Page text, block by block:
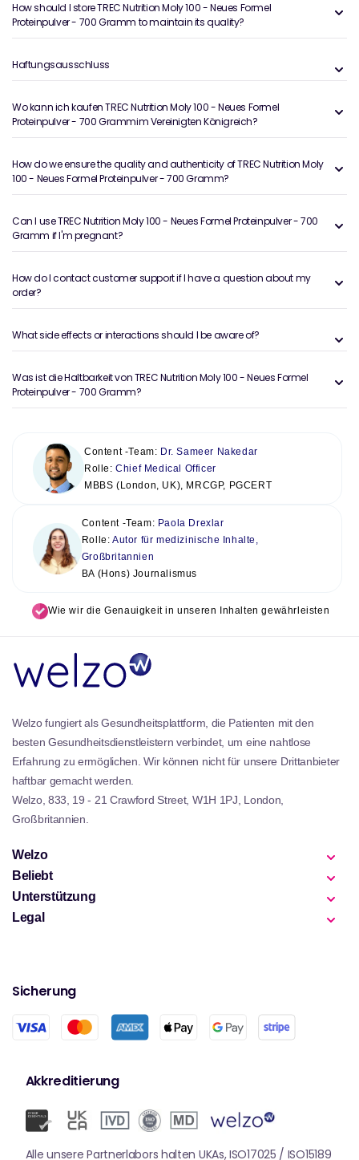
How should I store TREC Nutrition Moly 100 - Neues Formel
Proteinpulver - 700 Gramm to maintain its quality?
Haftungsausschluss
Wo kann ich kaufen TREC Nutrition Moly 100 - Neues Formel
Proteinpulver - 700 Grammim Vereinigten Königreich?
How do we ensure the quality and authenticity of TREC Nutrition Moly
100 - Neues Formel Proteinpulver - 700 Gramm?
Can I use TREC Nutrition Moly 100 - Neues Formel Proteinpulver - 700
Gramm if I'm pregnant?
How do I contact customer support if I have a question about my
order?
What side effects or interactions should I be aware of?
Was ist die Haltbarkeit von TREC Nutrition Moly 100 - Neues Formel
Proteinpulver - 700 Gramm?
Content -Team: Dr. Sameer Nakedar
Rolle:Chief Medical Officer
MBBS (London, UK), MRCGP, PGCERT
Content -Team: Paola Drexlar
Rolle:Autor für medizinische Inhalte,
Großbritannien
BA (Hons) Journalismus
Wie wir die Genauigkeit in unseren Inhalten gewährleisten
Welzo fungiert als Gesundheitsplattform, die Patienten mit den
besten Gesundheitsdienstleistern verbindet, um eine nahtlose
Erfahrung zu ermöglichen. Wir können nicht für unsere Drittanbieter
haftbar gemacht werden.
Welzo, 833, 19 - 21 Crawford Street, W1H 1PJ, London,
Großbritannien.
Welzo
Beliebt
Unterstützung
Legal
Sicherung
Akkreditierung
Alle unsere Partnerlabors halten UKAs, ISO17025 / ISO15189